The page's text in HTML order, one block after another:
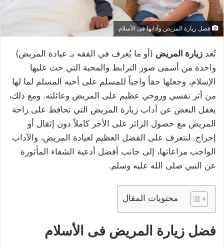
فضل زيارة المريض وآدابها فى الأسلام
تُعد زيارة المريض (أو ما يُعرف في الفقه بـ عيادة المريض)
واحدة من أسمى صور الترابط والمحبة التي حث عليها
الإسلام، وجعلها حقاً واجباً للمسلم على أخيه المسلم لما لها
من أثر نفسي وروحي عظيم على المريض وعائلته. ومع ذلك،
يغفل البعض عن آداب زيارة المريض التي تحافظ على راحة
المريض مع حصول الزائر على الأجر كاملاً دون إثقال أو
إحراج. لنتعرف على الفضل العظيم لعيادة المريض، والآداب
الواجب مراعاتها، إلى جانب أفضل أدعية الشفاء المأثورة
عن النبي صلى الله عليه وسلم.
محتويات المقال
فضل زيارة المريض فى الأسلام